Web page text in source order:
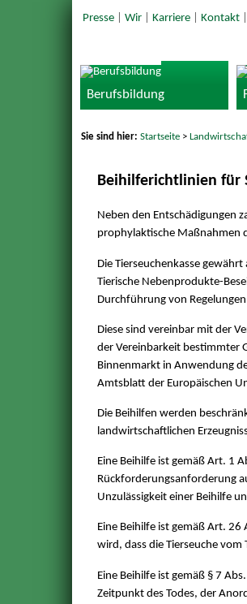
Presse| Wir| Karriere| Kontakt|
Berufsbildung
Sie sind hier:Startseite >
Beihilferichtlinien für
Neben den Entschädigungen
prophylaktische Maßnahmen
Die Tierseuchenkasse
Tierische Nebenprodukte-
Durchführung von
Diese sind vereinbar mit der
der Vereinbarkeit bestimmter
Binnenmarkt in Anwendung
Amtsblatt der Europäischen
Die Beihilfen werden
landwirtschaftlichen
Eine Beihilfe ist gemäß Art. 1
Rückforderungsanforderung
Unzulässigkeit einer Beihilfe
Eine Beihilfe ist gemäß Art.
wird, dass die Tierseuche
Eine Beihilfe ist gemäß § 7
Zeitpunkt des Todes, der